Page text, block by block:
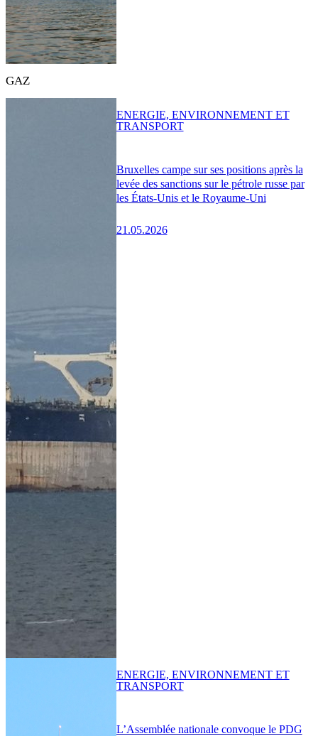
GAZ
Bruxelles campe sur ses positions après la
levée des sanctions sur le pétrole russe par
les États-Unis et le Royaume-Uni
21.05.2026
ENERGIE, ENVIRONNEMENT ET
TRANSPORT
L’Assemblée nationale convoque le PDG
ENERGIE, ENVIRONNEMENT ET
TRANSPORT